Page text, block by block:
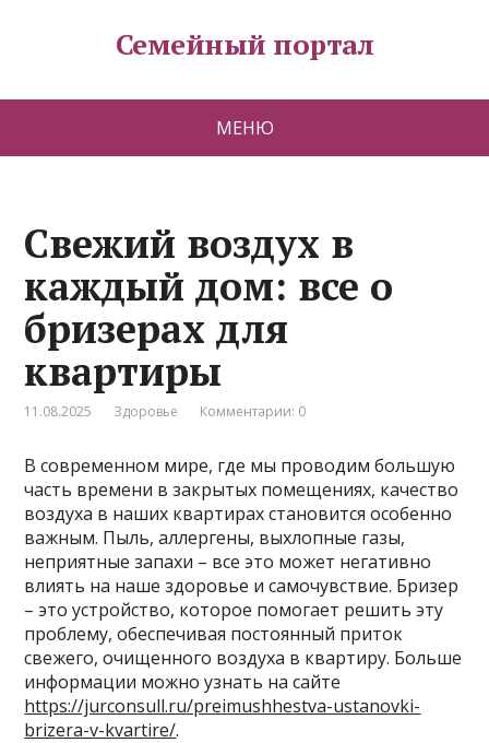
Семейный портал
МЕНЮ
Свежий воздух в
каждый дом: все о
бризерах для
квартиры
11.08.2025 Здоровье Комментарии: 0
В современном мире, где мы проводим большую
часть времени в закрытых помещениях, качество
воздуха в наших квартирах становится особенно
важным. Пыль, аллергены, выхлопные газы,
неприятные запахи – все это может негативно
влиять на наше здоровье и самочувствие. Бризер
– это устройство, которое помогает решить эту
проблему, обеспечивая постоянный приток
свежего, очищенного воздуха в квартиру. Больше
информации можно узнать на сайте
https://jurconsull.ru/preimushhestva-ustanovki-
brizera-v-kvartire/.